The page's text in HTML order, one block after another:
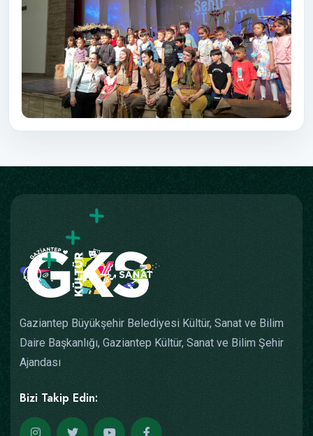
Gaziantep Büyükşehir Belediyesi Kültür, Sanat ve Bilim
Daire Başkanlığı, Gaziantep Kültür, Sanat ve Bilim Şehir
Ajandası
Bizi Takip Edin: